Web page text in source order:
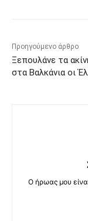
Προηγούμενο άρθρο
Ξεπουλάνε τα
στα Βαλκάνια οι
Ο ήρωας μου